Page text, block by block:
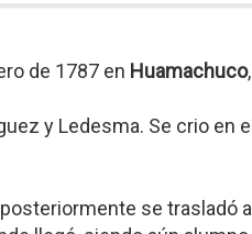
de 1787 en Huamachuco
y Ledesma. Se crio en
se trasladó